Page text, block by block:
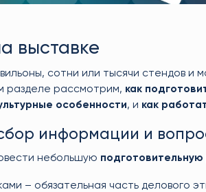
выставке
сотни или тысячи стендов и
разделе рассмотрим, как
особенности, и как
информации и
небольшую
– обязательная часть делового